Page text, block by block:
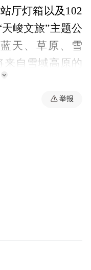
厅灯箱以及102
峻文旅”主题公
天、草原、雪
来自雪域高原的
，让宁波市民
力。发布仪式
介全面展现天
举报